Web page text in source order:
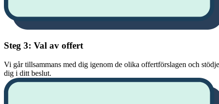
Steg 3: Val av offert
Vi går tillsammans med dig igenom de olika offertförslagen och
dig i ditt beslut.